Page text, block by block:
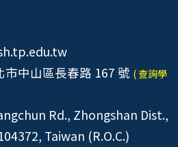
中山區長春路 167 號 ( 查詢學
Rd., Zhongshan Dist.,
Taiwan (R.O.C.)